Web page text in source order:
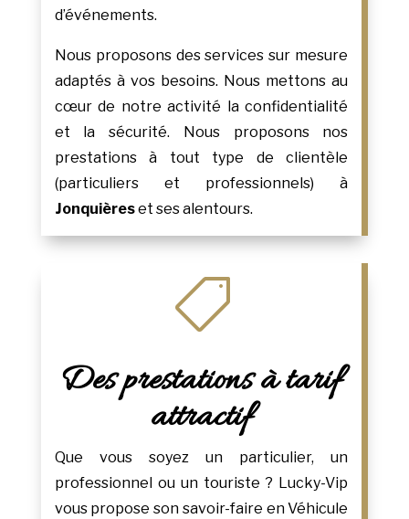
d’événements.
Nous proposons des services sur mesure
adaptés à vos besoins. Nous mettons au
cœur de notre activité la confidentialité
et la sécurité. Nous proposons nos
prestations à tout type de clientèle
(particuliers et professionnels) à
Jonquièreset ses alentours.

Des prestations à tarif
attractif
Que vous soyez un particulier, un
professionnel ou un touriste ? Lucky-Vip
vous propose son savoir-faire en Véhicule